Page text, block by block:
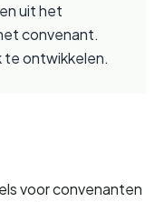
uit het
convenant.
te ontwikkelen.
voor convenanten